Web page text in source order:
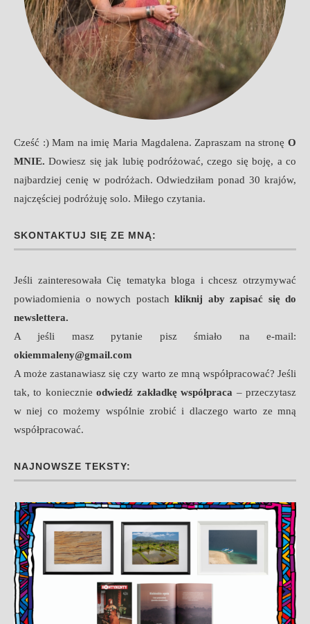
Cześć :) Mam na imię Maria Magdalena. Zapraszam na stronę O
MNIE.Dowiesz się jak lubię podróżować, czego się boję, a co
najbardziej cenię w podróżach. Odwiedziłam ponad 30 krajów,
najczęściej podróżuję solo. Miłego czytania.
SKONTAKTUJ SIĘ ZE MNĄ:
Jeśli zainteresowała Cię tematyka bloga i chcesz otrzymywać
powiadomienia o nowych postach kliknij aby zapisać się do
newslettera.
A jeśli masz pytanie pisz śmiało na e-mail:
okiemmaleny@gmail.com
A może zastanawiasz się czy warto ze mną współpracować? Jeśli
tak, to koniecznieodwiedź zakładkę współpraca – przeczytasz
w niej co możemy wspólnie zrobić i dlaczego warto ze mną
współpracować.
NAJNOWSZE TEKSTY: